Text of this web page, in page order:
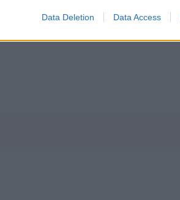
Data Deletion Data Access